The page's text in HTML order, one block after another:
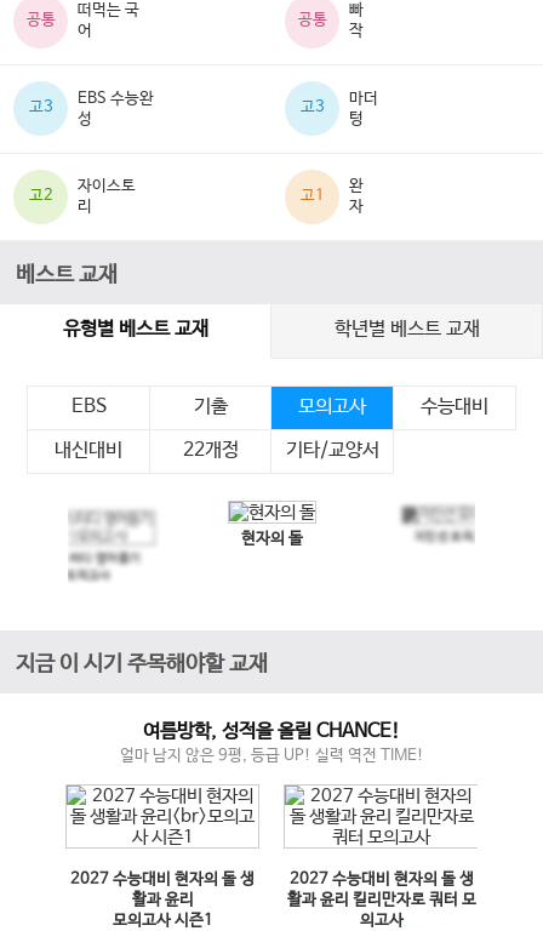
공통
떠먹는 국
어
공통
빠
작
고3
EBS 수능완
성
고3
마더
텅
고2
자이스토
리
고1
완
자
베스트 교재
유형별 베스트 교재 학년별 베스트 교재
EBS 기출 모의고사
수능대비
내신대비
22개정 기타/교양서
메가스터디 영어듣기
모의고사
현자의 돌 지인선 모의고사
이전 슬라이드
지금 이 시기 주목해야할 교재
여름방학, 성적을 올릴 CHANCE!
얼마 남지 않은 9평, 등급 UP! 실력 역전 TIME!
2027 수능대비 현자의 돌 생
활과 윤리
모의고사 시즌1
2027 수능대비 현자의 돌 생
활과 윤리 킬리만자로 쿼터 모
의고사
이전 슬라이드 다음 슬라이드